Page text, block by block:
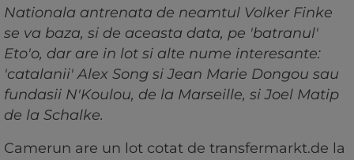
Nationala antrenata de neamtul Volker Finke
se va baza, si de aceasta data, pe 'batranul'
Eto'o, dar are in lot si alte nume interesante:
'catalanii' Alex Song si Jean Marie Dongou sau
fundasii N'Koulou, de la Marseille, si Joel Matip
de la Schalke.
Camerun are un lot cotat de transfermarkt.de la